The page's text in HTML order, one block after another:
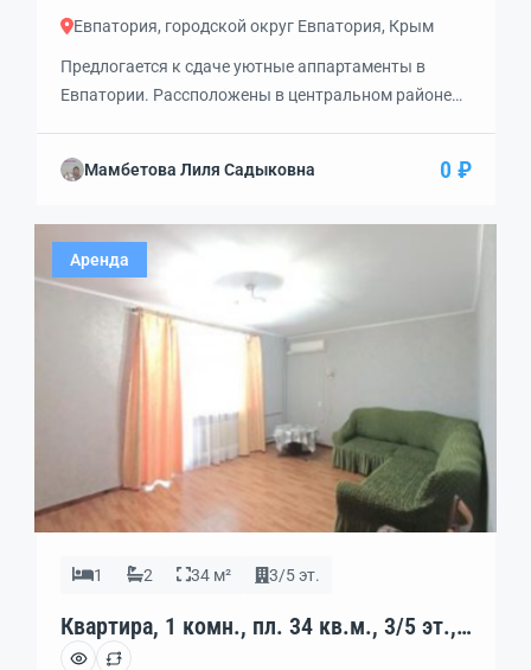
Евпатория, городской округ Евпатория, Крым
Предлогается к сдаче уютные аппартаменты в
Евпатории. Рассположены в центральном районе
минут. Вся необходимая инфраструктура в пешой
набережная, городские достропримичательности,
супермаркеты и так далее. Сами номера в отличном
состоянии, со всем необходимым для проживания.
Во дворе есть […]
Мамбетова Лиля Садыковна 0 ₽
Аренда
1 2 34 м² 3/5 эт.
Квартира, 1 комн., пл. 34 кв.м., 3/5 эт.,
код: 462349